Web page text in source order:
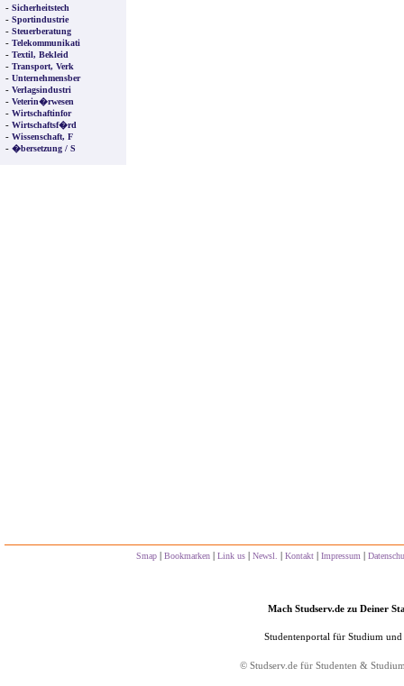
- Sicherheitstech
- Sportindustrie
- Steuerberatung
- Telekommunikati
- Textil, Bekleid
- Transport, Verk
- Unternehmensber
- Verlagsindustri
- Veterin�rwesen
- Wirtschaftinfor
- Wirtschaftsf�rd
- Wissenschaft, F
- �bersetzung / S
Smap | Bookmarken | Link us | Newsl. | Kontakt | Impressum |
Mach Studserv.de zu Deiner
Studentenportal für Studium
© Studserv.de für Studenten &